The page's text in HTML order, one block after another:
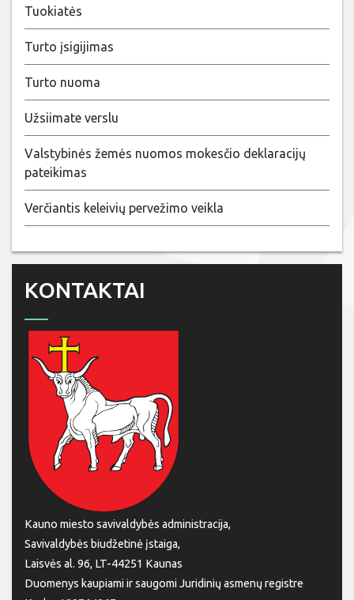
Tuokiatės
Turto įsigijimas
Turto nuoma
Užsiimate verslu
Valstybinės žemės nuomos mokesčio deklaracijų
pateikimas
Verčiantis keleivių pervežimo veikla
KONTAKTAI
Kauno miesto savivaldybės administracija,
Savivaldybės biudžetinė įstaiga,
Laisvės al. 96, LT-44251 Kaunas
Duomenys kaupiami ir saugomi Juridinių asmenų registre